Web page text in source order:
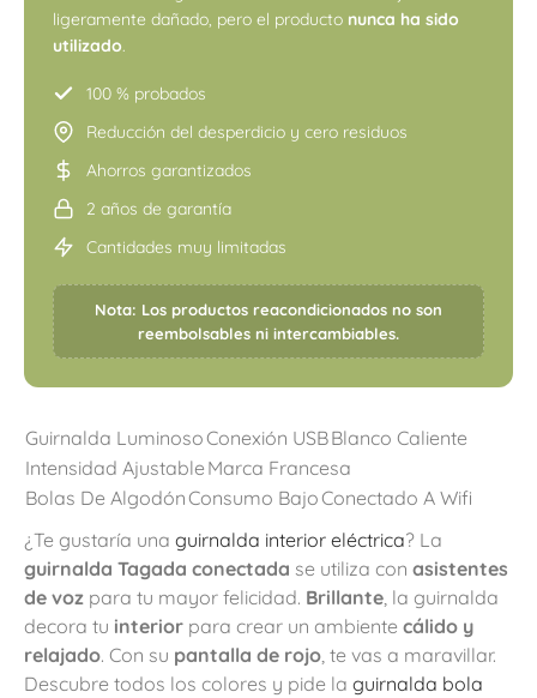
ligeramente dañado, pero el producto nunca ha sido
utilizado.
100 % probados
Reducción del desperdicio y cero residuos
Ahorros garantizados
2 años de garantía
Cantidades muy limitadas
Nota: Los productos reacondicionados no son
reembolsables ni intercambiables.
Guirnalda LuminosoConexión USBBlanco Caliente
Intensidad Ajustable Marca Francesa
Bolas De AlgodónConsumo BajoConectado A Wifi
¿Te gustaría una guirnalda interior eléctrica? La
guirnalda Tagada conectada se utiliza con asistentes
de voz para tu mayor felicidad. Brillante , la guirnalda
decora tu interior para crear un ambiente cálido y
relajado. Con su pantalla de rojo , te vas a maravillar.
Descubre todos los colores y pide la guirnalda bola